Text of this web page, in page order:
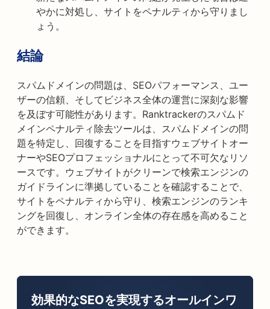
やかに対処し、サイトをペナルティから守りまし
ょう。
結論
スパムドメインの問題は、SEOパフォーマンス、ユー
ザーの信頼、そしてビジネス全体の運営に深刻な影響
を及ぼす可能性があります。Ranktrackerのスパムド
メインペナルティ除去ツールは、スパムドメインの問
題を特定し、回復することを目指すウェブサイトオー
ナーやSEOプロフェッショナルにとって不可欠なリソ
ースです。ウェブサイトがクリーンで検索エンジンの
ガイドラインに準拠していることを確認することで、
サイトをペナルティから守り、検索エンジンのランキ
ングを回復し、オンライン全体の存在感を高めること
ができます。
効果的なSEOを実現するオールインワ